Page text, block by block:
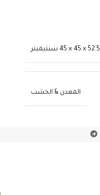
52.5 × 45 × 45 سنتيميتر
المعدن & الخشب